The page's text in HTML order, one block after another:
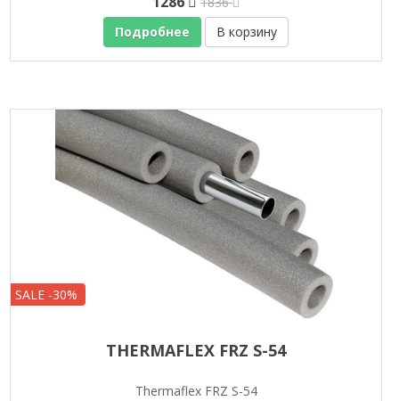
Подробнее
В корзину
SALE -30%
THERMAFLEX FRZ S-54
Thermaflex FRZ S-54